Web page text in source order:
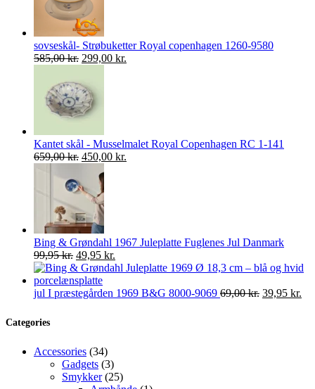
650,00 kr..
sovseskål- Strøbuketter Royal copenhagen 1260-9580
585,00kr. Den
pris
var:
585,00 kr..
299,00 kr.
Kantet skål - Musselmalet Royal Copenhagen RC 1-141
659,00kr. Den
var:
659,00 kr..
450,00 kr.
Bing & Grøndahl 1967 Juleplatte Fuglenes Jul Danmark
99,95kr. Den
oprindelige
pris
var:
49,95 kr.
aktuelle
er:
jul I præstegården 1969 B&G 8000-9069 69,00kr. Den
39,95 kr.
Categories
Accessories 3434
varer
Gadgets 33
varer
Smykker 2525